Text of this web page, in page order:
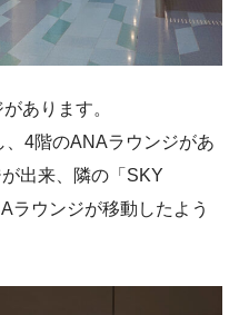
あります。
4階のANAラウンジがあ
出来、隣の「SKY
ラウンジが移動したよう